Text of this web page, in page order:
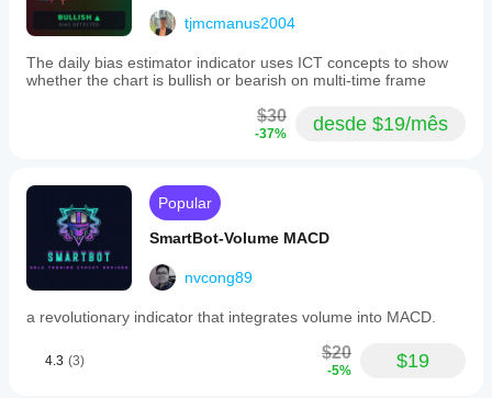
tjmcmanus2004
The daily bias estimator indicator uses ICT concepts to show
whether the chart is bullish or bearish on multi-time frame
$30
-37% desde $19/mês
Popular
SmartBot-Volume MACD
nvcong89
a revolutionary indicator that integrates volume into MACD.
4.3 (3) $20
-5% $19